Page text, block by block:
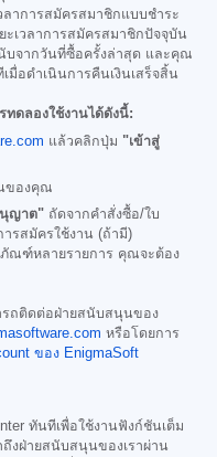
าการสมัครสมาชิกแบบชำระ
เวลาการสมัครสมาชิกปัจจุบัน
บจากวันที่ซื้อครั้งล่าสุด และคุณ
มื่อดำเนินการคืนเงินเสร็จสิ้น
ดลองใช้งานได้ดังนี้:
แล้วคลิกปุ่ม "เข้าสู่
ของคุณ
นุญาต" ถัดจากคำสั่งซื้อ/ใบ
รสมัครใช้งาน (ถ้ามี)
ณฑ์หลายรายการ คุณจะต้อง
ถติดต่อฝ่ายสนับสนุนของ
หรือโดยการ
ของ EnigmaSoft
ทันทีเพื่อใช้งานฟังก์ชันเต็ม
งฝ่ายสนับสนุนของเราผ่าน